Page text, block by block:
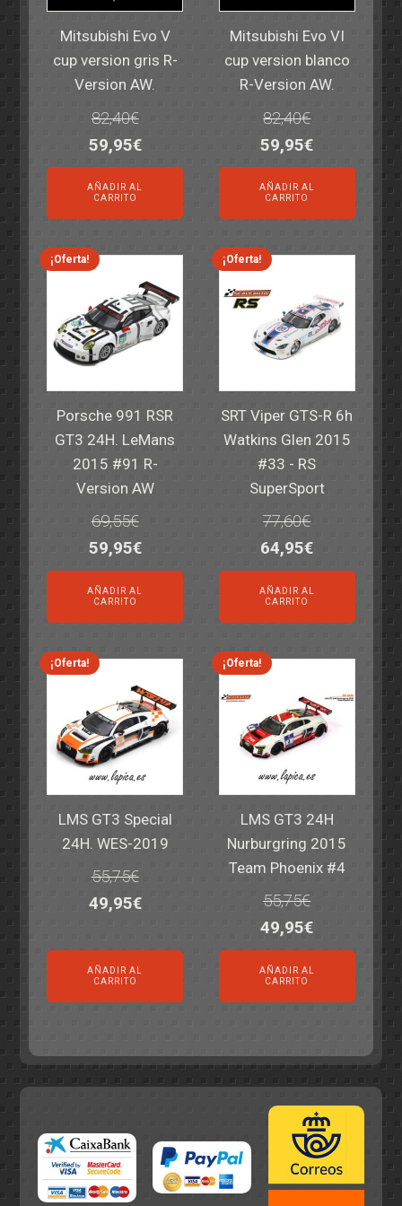
Mitsubishi Evo V
cup version gris R-
Version AW.
82,40€
El
precio
original
era:
82,40€.
59,95€El
precio
es:
59,95€.
AÑADIR AL
CARRITO
Mitsubishi Evo VI
cup version blanco
R-Version AW.
82,40€
El
precio
original
era:
82,40€.
59,95€El
precio
es:
59,95€.
AÑADIR AL
CARRITO
¡Oferta!
Porsche 991 RSR
GT3 24H. LeMans
2015 #91 R-
Version AW
69,55€
El
precio
original
era:
69,55€.
59,95€El
precio
actual
es:
59,95€.
AÑADIR AL
CARRITO
¡Oferta!
SRT Viper GTS-R 6h
Watkins Glen 2015
#33 - RS
SuperSport
77,60€
El
precio
original
era:
77,60€.
64,95€El
precio
actual
es:
64,95€.
AÑADIR AL
CARRITO
¡Oferta!
LMS GT3 Special
24H. WES-2019
55,75€
El
original
era:
49,95€El
actual
AÑADIR AL
CARRITO
¡Oferta!
LMS GT3 24H
Nurburgring 2015
Team Phoenix #4
55,75€
El
precio
original
era:
49,95€El
precio
actual
es:
AÑADIR AL
CARRITO